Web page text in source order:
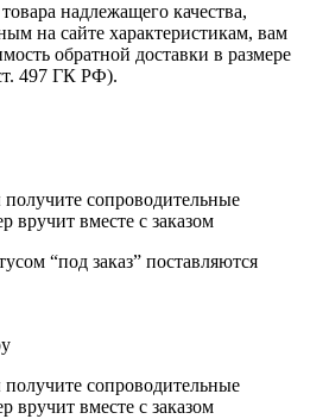
надлежащего качества,
на сайте характеристикам, вам
обратной доставки в размере
497 ГК РФ).
сопроводительные
вручит вместе с заказом
“под заказ” поставляются
сопроводительные
вручит вместе с заказом